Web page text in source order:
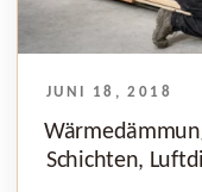
VERÖFFENTLICHT
JUNI 18, 2018
Schichten,